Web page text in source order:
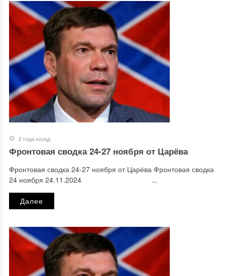
2 года назад
Фронтовая сводка 24-27 ноября от Царёва
Фронтовая сводка 24-27 ноября от Царёва Фронтовая сводка
24 ноября 24.11.2024 ...
Далее